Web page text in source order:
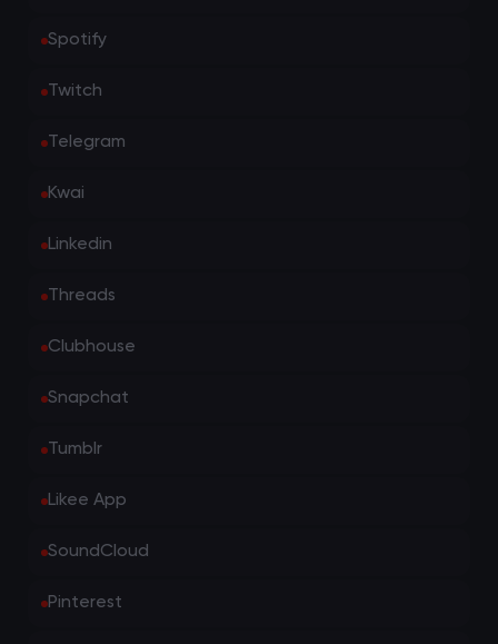
Spotify
Twitch
Telegram
Kwai
Linkedin
Threads
Clubhouse
Snapchat
Tumblr
Likee App
SoundCloud
Pinterest